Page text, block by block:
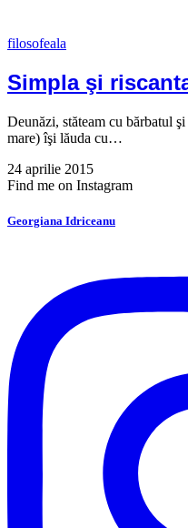
filosofeala
Simpla şi
Deunăzi, stăteam cu bărbatul
mare) îşi lăuda cu…
24 aprilie 2015
Find me on Instagram
Georgiana Idriceanu